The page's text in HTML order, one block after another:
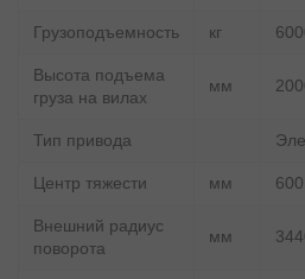
Грузоподъемность кг
Высота подъема
груза на вилах
мм
Тип привода
Центр тяжести мм 600
Внешний радиус
поворота
мм